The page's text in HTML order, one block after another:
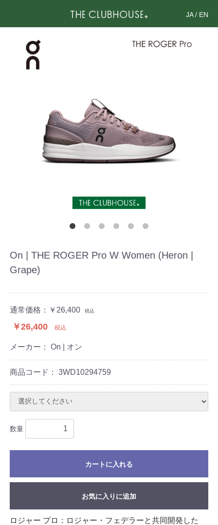
JA/ EN
On | THE ROGER Pro W Women (Heron |
Grape)
通常価格： ￥26,400 税込
￥26,400 税込
メーカー： On | オン
商品コード： 3WD10294759
数量
カートに入れる
お気に入りに追加
ロジャー プロ：ロジャー・フェデラーと​​​​​​​​​​​​​​​​​​​​​​​​​​​​​​​​​​​​​​​​​共同開発した​​​​​​​​​​​​​​​​​​​​​​​​​​​​​​​​​​​​​​​​​